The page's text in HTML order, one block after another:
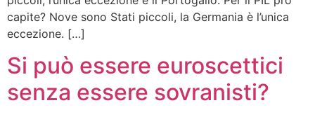
capite? Nove sono Stati piccoli, la Germania è l’unica
eccezione. […]
Si può essere euroscettici
senza essere sovranisti?